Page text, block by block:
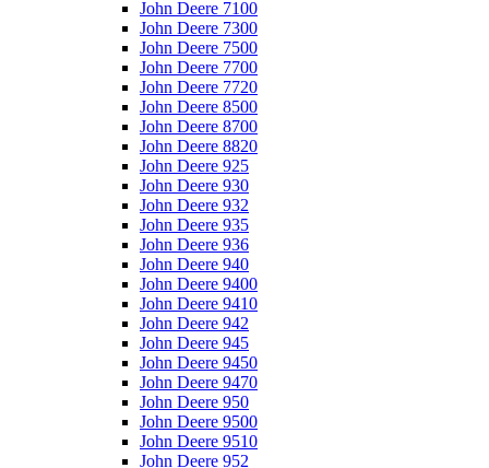
John Deere 7100
John Deere 7300
John Deere 7500
John Deere 7700
John Deere 7720
John Deere 8500
John Deere 8700
John Deere 8820
John Deere 925
John Deere 930
John Deere 932
John Deere 935
John Deere 936
John Deere 940
John Deere 9400
John Deere 9410
John Deere 942
John Deere 945
John Deere 9450
John Deere 9470
John Deere 950
John Deere 9500
John Deere 9510
John Deere 952